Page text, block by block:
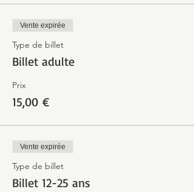
Vente expirée
Type de billet
Billet adulte
Prix
15,00 €
Vente expirée
Type de billet
Billet 12-25 ans